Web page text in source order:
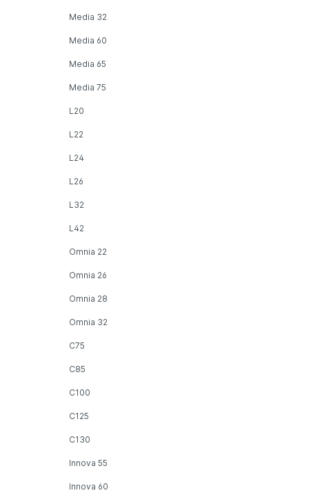
Media 32
Media 60
Media 65
Media 75
L20
L22
L24
L26
L32
L42
Omnia 22
Omnia 26
Omnia 28
Omnia 32
C75
C85
C100
C125
C130
Innova 55
Innova 60